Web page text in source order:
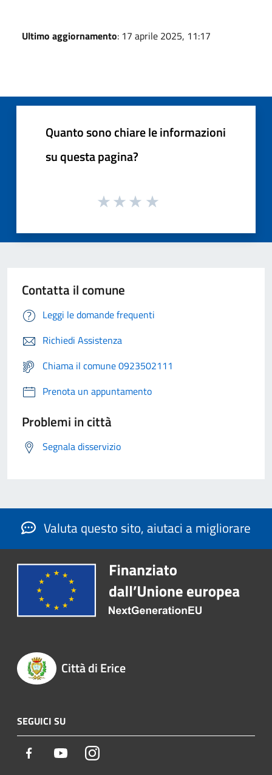
Ultimo aggiornamento: 17 aprile 2025, 11:17
Quanto sono chiare le informazioni
su questa pagina?
Contatta il comune
Leggi le domande frequenti
Richiedi Assistenza
Chiama il comune 0923502111
Prenota un appuntamento
Problemi in città
Segnala disservizio
Valuta questo sito, aiutaci a migliorare
Città di Erice
SEGUICI SU
Facebook YoutubeInstagram